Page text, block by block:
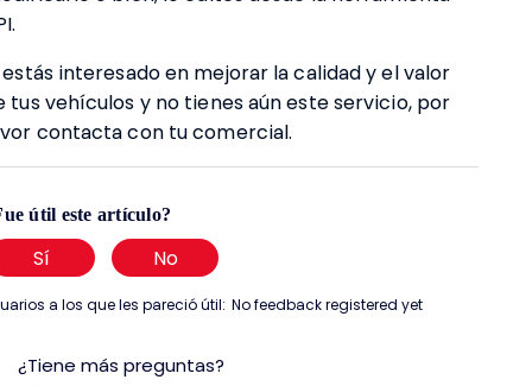
estás interesado en mejorar la calidad y el valor
tus vehículos y no tienes aún este servicio, por
contacta con tu comercial.
útil este artículo?
Sí No
a los que les pareció útil: No feedback registered yet
¿Tiene más preguntas?